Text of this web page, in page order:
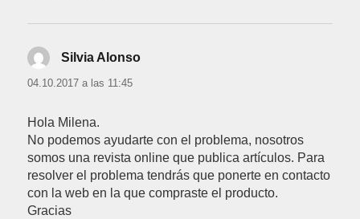
Silvia Alonso
04.10.2017 a las 11:45
Hola Milena.
No podemos ayudarte con el problema, nosotros
somos una revista online que publica artículos. Para
resolver el problema tendrás que ponerte en contacto
con la web en la que compraste el producto.
Gracias